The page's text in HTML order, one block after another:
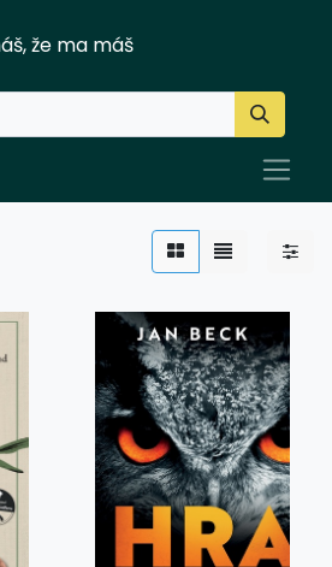
že ma máš